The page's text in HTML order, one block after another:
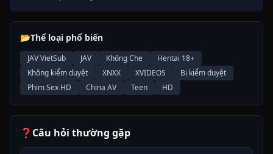
📂Thể loại phổ biến
JAV VietSub JAV Không Che
Hentai 18+
Không kiểm duyệt
XNXX XVIDEOS
Bị kiểm duyệt
Phim Sex HD
China AV Teen HD
❓ Câu hỏi thường gặp